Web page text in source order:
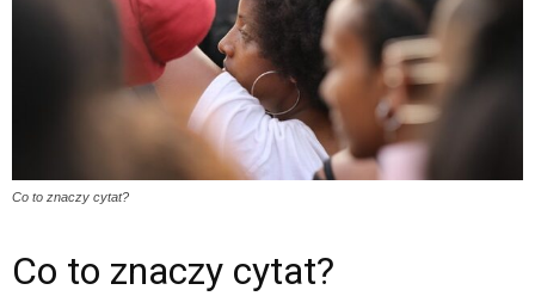
Co to znaczy cytat?
Co to znaczy cytat?